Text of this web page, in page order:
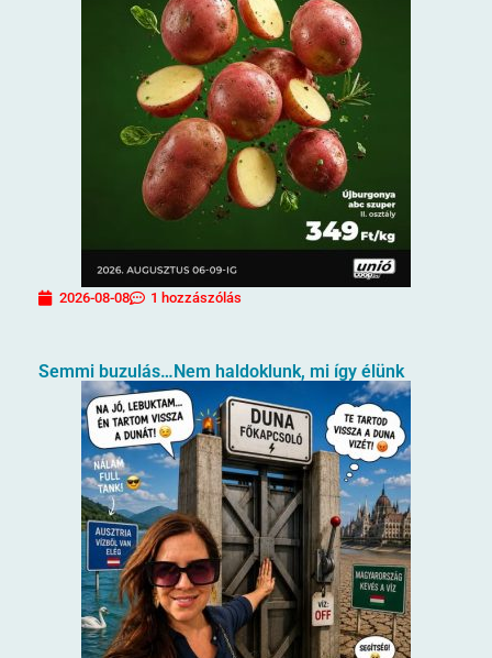
2026-08-08 1 hozzászólás
Semmi buzulás…Nem haldoklunk, mi így élünk